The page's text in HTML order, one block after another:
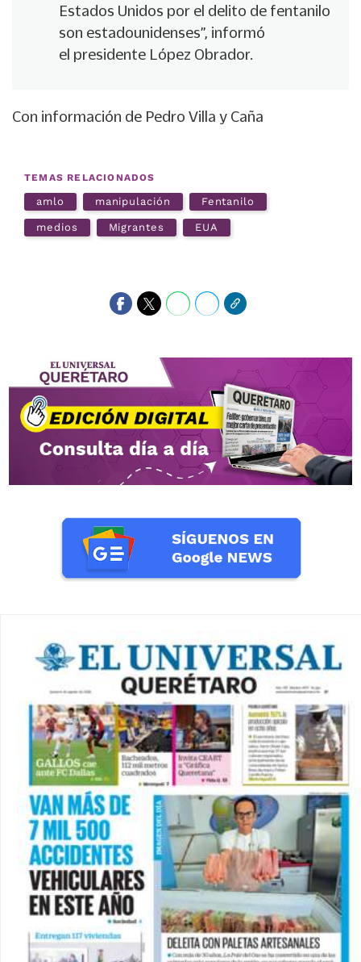
Estados Unidos por el delito de fentanilo
son estadounidenses”, informó
el presidente López Obrador.
Con información de Pedro Villa y Caña
TEMAS RELACIONADOS
amlo manipulación Fentanilo
medios Migrantes EUA